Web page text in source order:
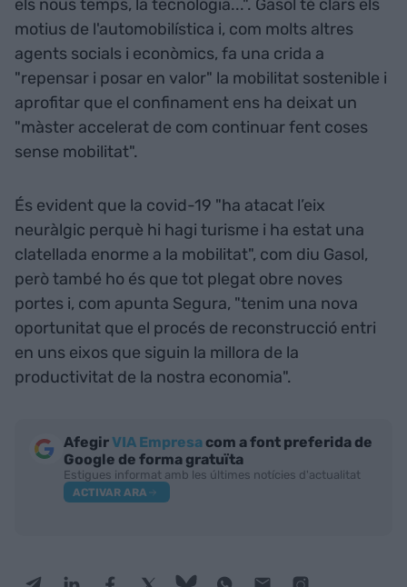
els nous temps, la tecnologia...". Gasol té clars els
motius de l'automobilística i, com molts altres
agents socials i econòmics, fa una crida a
"repensar i posar en valor" la mobilitat sostenible i
aprofitar que el confinament ens ha deixat un
"màster accelerat de com continuar fent coses
sense mobilitat".
És evident que la covid-19 "ha atacat l’eix
neuràlgic perquè hi hagi turisme i ha estat una
clatellada enorme a la mobilitat", com diu Gasol,
però també ho és que tot plegat obre noves
portes i, com apunta Segura, "tenim una nova
oportunitat que el procés de reconstrucció entri
en uns eixos que siguin la millora de la
productivitat de la nostra economia".
AfegirVIA Empresa com a font preferida de
Google de forma gratuïta
Estigues informat amb les últimes notícies d'actualitat
ACTIVAR ARA